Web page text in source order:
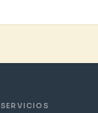
SERVICIOS